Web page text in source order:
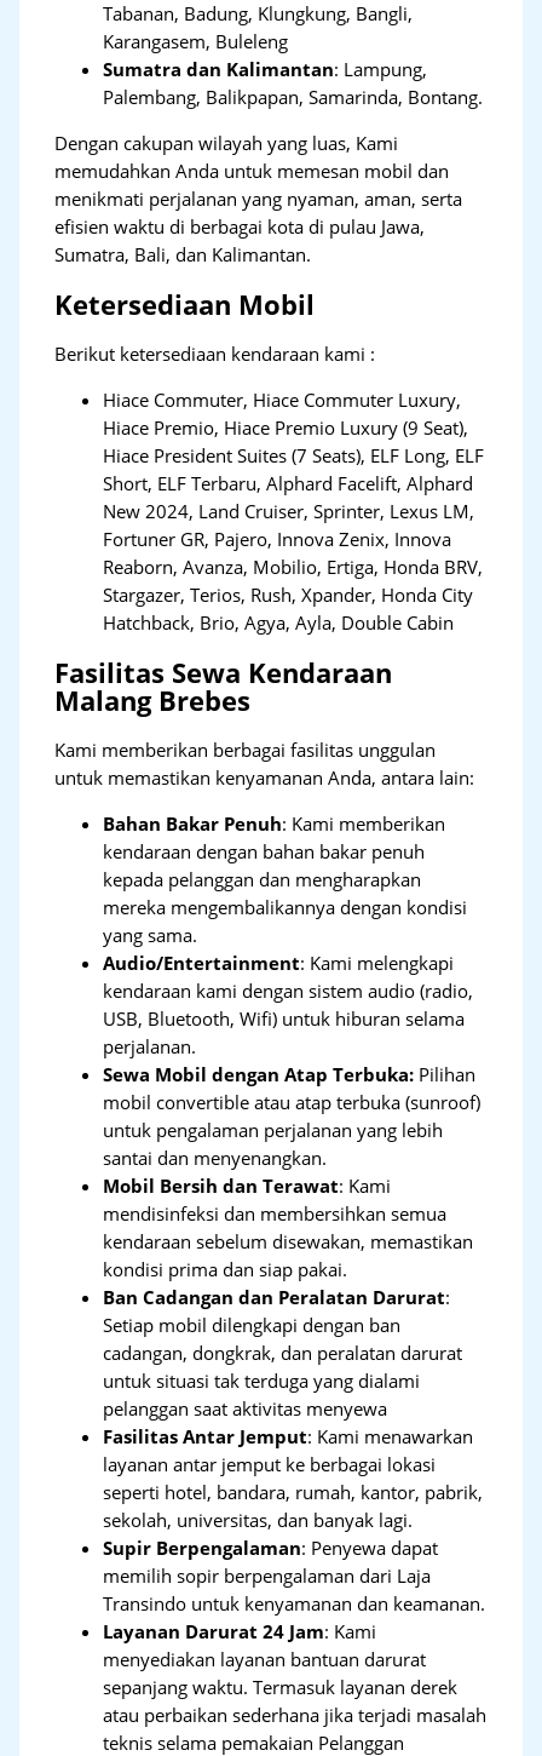
Tabanan, Badung, Klungkung, Bangli,
Karangasem, Buleleng
Sumatra dan Kalimantan: Lampung,
Palembang, Balikpapan, Samarinda, Bontang.
Dengan cakupan wilayah yang luas, Kami
memudahkan Anda untuk memesan mobil dan
menikmati perjalanan yang nyaman, aman, serta
efisien waktu di berbagai kota di pulau Jawa,
Sumatra, Bali, dan Kalimantan.
Ketersediaan Mobil
Berikut ketersediaan kendaraan kami :
Hiace Commuter, Hiace Commuter Luxury,
Hiace Premio, Hiace Premio Luxury (9 Seat),
Hiace President Suites (7 Seats), ELF Long, ELF
Short, ELF Terbaru, Alphard Facelift, Alphard
New 2024, Land Cruiser, Sprinter, Lexus LM,
Fortuner GR, Pajero, Innova Zenix, Innova
Reaborn, Avanza, Mobilio, Ertiga, Honda BRV,
Stargazer, Terios, Rush, Xpander, Honda City
Hatchback, Brio, Agya, Ayla, Double Cabin
Fasilitas Sewa Kendaraan
Malang Brebes
Kami memberikan berbagai fasilitas unggulan
untuk memastikan kenyamanan Anda, antara lain:
Bahan Bakar Penuh: Kami memberikan
kendaraan dengan bahan bakar penuh
kepada pelanggan dan mengharapkan
mereka mengembalikannya dengan kondisi
yang sama.
Audio/Entertainment: Kami melengkapi
kendaraan kami dengan sistem audio (radio,
USB, Bluetooth, Wifi) untuk hiburan selama
perjalanan.
Sewa Mobil dengan Atap Terbuka: Pilihan
mobil convertible atau atap terbuka (sunroof)
untuk pengalaman perjalanan yang lebih
santai dan menyenangkan.
Mobil Bersih dan Terawat: Kami
mendisinfeksi dan membersihkan semua
kendaraan sebelum disewakan, memastikan
kondisi prima dan siap pakai.
Ban Cadangan dan Peralatan Darurat:
Setiap mobil dilengkapi dengan ban
cadangan, dongkrak, dan peralatan darurat
untuk situasi tak terduga yang dialami
pelanggan saat aktivitas menyewa
Fasilitas Antar Jemput: Kami menawarkan
layanan antar jemput ke berbagai lokasi
seperti hotel, bandara, rumah, kantor, pabrik,
sekolah, universitas, dan banyak lagi.
Supir Berpengalaman: Penyewa dapat
memilih sopir berpengalaman dari Laja
Transindo untuk kenyamanan dan keamanan.
Layanan Darurat 24 Jam: Kami
menyediakan layanan bantuan darurat
sepanjang waktu. Termasuk layanan derek
atau perbaikan sederhana jika terjadi masalah
teknis selama pemakaian Pelanggan